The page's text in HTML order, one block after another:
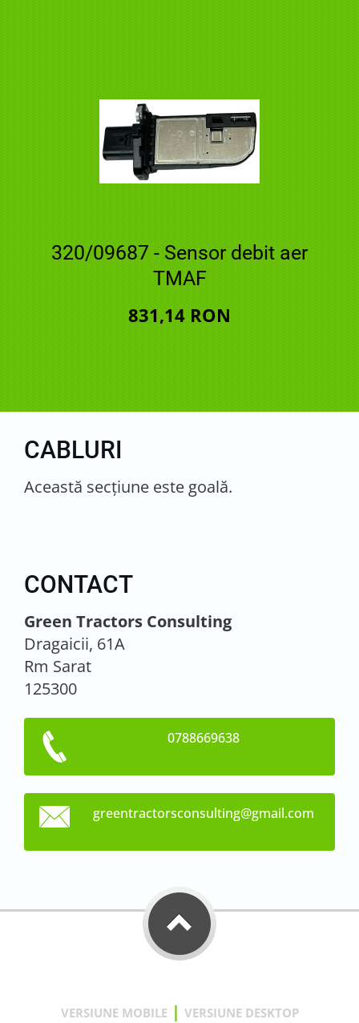
320/09687 - Sensor debit aer
TMAF
831,14 RON
CABLURI
Această secţiune este goală.
CONTACT
Green Tractors Consulting
Dragaicii, 61A
Rm Sarat
125300
0788669638
greentractorsconsulting@gmail.com
VERSIUNE MOBILE | VERSIUNE DESKTOP